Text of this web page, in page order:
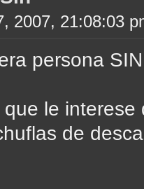
2007, 21:08:03
persona SIN
le interese
de